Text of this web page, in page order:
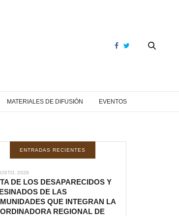
MATERIALES DE DIFUSIÓN EVENTOS
ENTRADAS RECIENTES
2026
DE LOS DESAPARECIDOS Y
DE LAS
QUE INTEGRAN LA
REGIONAL DE